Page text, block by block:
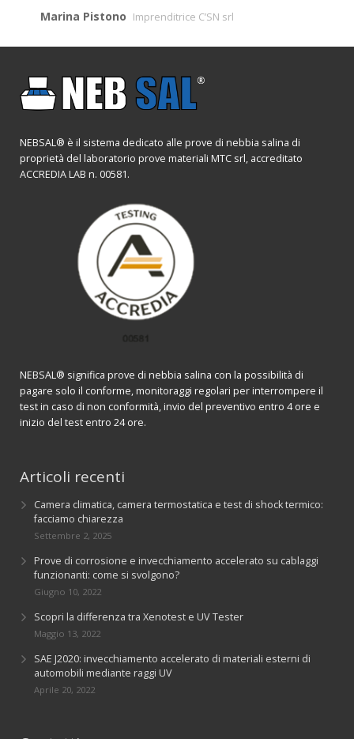
Marina Pistono Imprenditrice C’SN srl
NEBSAL® è il sistema dedicato alle prove di nebbia salina di
proprietà del laboratorio prove materiali MTC srl, accreditato
ACCREDIA LAB n. 00581.
NEBSAL® significa prove di nebbia salina con la possibilità di
pagare solo il conforme, monitoraggi regolari per interrompere il
test in caso di non conformità, invio del preventivo entro 4 ore e
inizio del test entro 24 ore.
Articoli recenti
Camera climatica, camera termostatica e test di shock termico:
facciamo chiarezza
Settembre 2, 2025
Prove di corrosione e invecchiamento accelerato su cablaggi
funzionanti: come si svolgono?
Giugno 10, 2022
Scopri la differenza tra Xenotest e UV Tester
Maggio 13, 2022
SAE J2020: invecchiamento accelerato di materiali esterni di
automobili mediante raggi UV
Aprile 20, 2022